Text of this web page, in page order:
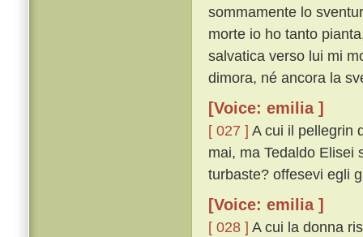
sommamente lo
morte io ho tanto
salvatica verso lui mi
dimora, né ancora la
[Voice: emilia ]
[ 027 ] A cui il pellegrin
mai, ma Tedaldo Elisei
turbaste? offesevi egli
[Voice: emilia ]
[ 028 ] A cui la donna